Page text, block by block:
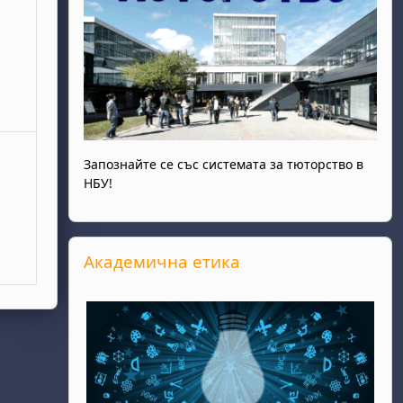
Запознайте се със системата за тюторство в
НБУ!
Прескочи Академична етика
Академична етика